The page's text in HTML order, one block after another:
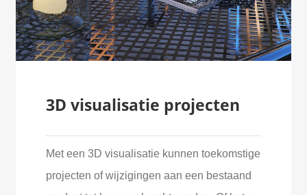
3D visualisatie projecten
Met een 3D visualisatie kunnen toekomstige
projecten of wijzigingen aan een bestaand